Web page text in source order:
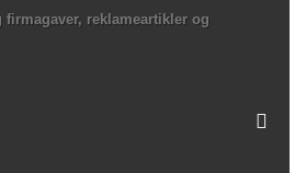
firmagaver, reklameartikler og